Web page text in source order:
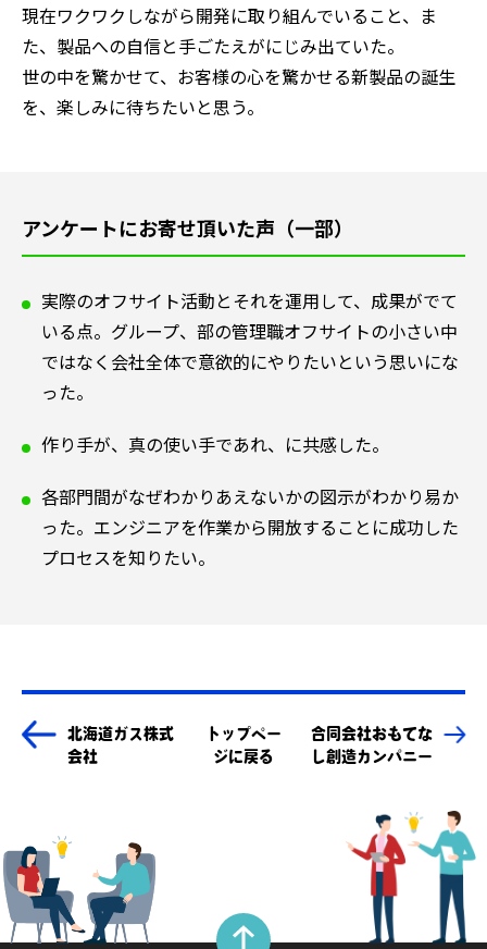
現在ワクワクしながら開発に取り組んでいること、ま
た、製品への自信と手ごたえがにじみ出ていた。
世の中を驚かせて、お客様の心を驚かせる新製品の誕生
を、楽しみに待ちたいと思う。
アンケートにお寄せ頂いた声（一部）
実際のオフサイト活動とそれを運用して、成果がでて
いる点。グループ、部の管理職オフサイトの小さい中
ではなく会社全体で意欲的にやりたいという思いにな
った。
作り手が、真の使い手であれ、に共感した。
各部門間がなぜわかりあえないかの図示がわかり易か
った。エンジニアを作業から開放することに成功した
プロセスを知りたい。
北海道ガス株式
会社
トップペー
ジに戻る
合同会社おもてな
し創造カンパニー